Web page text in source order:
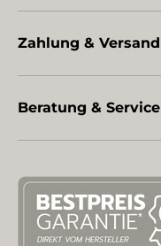
Zahlung & Versand
Beratung & Service